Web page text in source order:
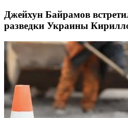
Джейхун Байрамов
разведки Украины